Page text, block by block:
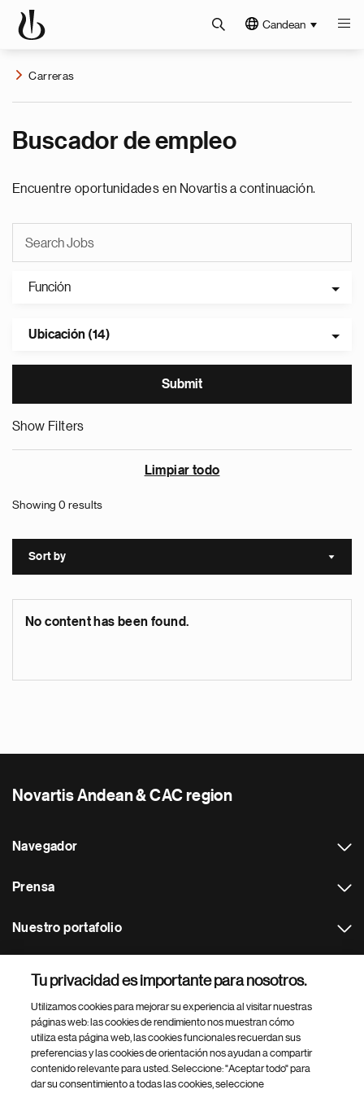
Candean
Carreras
Buscador de empleo
Encuentre oportunidades en Novartis a continuación.
Función
Ubicación (14)
Show Filters
Limpiar todo
Showing 0 results
Sort by Sort
No content has been found.
Novartis Andean & CAC region
Navegador
Prensa
Nuestro portafolio
Footer Site Search
Tu privacidad es importante para nosotros.
Utilizamos cookies para mejorar su experiencia al visitar nuestras
páginas web: las cookies de rendimiento nos muestran cómo
utiliza esta página web, las cookies funcionales recuerdan sus
preferencias y las cookies de orientación nos ayudan a compartir
contenido relevante para usted. Seleccione: "Aceptar todo" para
dar su consentimiento a todas las cookies, seleccione